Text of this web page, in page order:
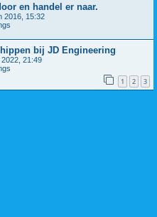
en handel er naar.
2016, 15:32
bij JD Engineering
21:49
1 2 3